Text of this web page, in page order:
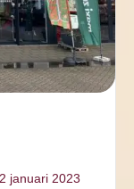
januari 2023